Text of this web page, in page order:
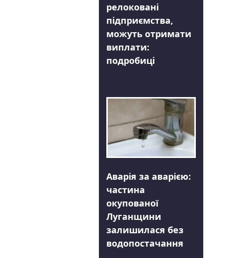
релоковані
підприємства,
можуть отримати
виплати:
подробиці
Аварія за аварією:
частина
окупованої
Луганщини
залишилася без
водопостачання